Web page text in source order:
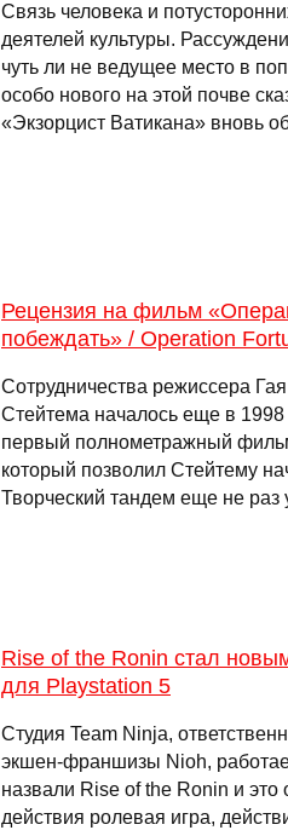
Связь человека и
деятелей культуры.
чуть ли не ведущее место в
особо нового на этой почве
«Экзорцист Ватикана» вновь
Рецензия на фильм
побеждать» / Operation
Сотрудничества режиссера
Стейтема началось еще в 1998
первый полнометражный
который позволил Стейтему
Творческий тандем еще не
Rise of the Ronin стал
для Playstation 5
Студия Team Ninja,
экшен-франшизы Nioh,
назвали Rise of the Ronin и
действия ролевая игра,